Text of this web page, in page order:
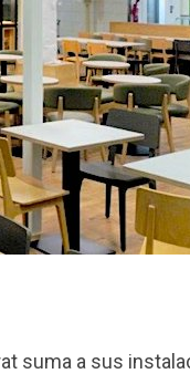
suma a sus